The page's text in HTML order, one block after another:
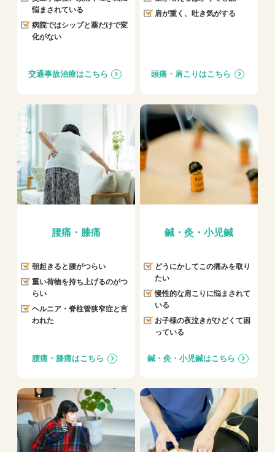
悩まされている
病院ではシップと薬だけで変
化がない
交通事故治療はこちら
肩が重く、吐き気がする
頭痛・肩こりはこちら
腰痛・膝痛
朝起きると腰がつらい
重い荷物を持ち上げるのがつ
らい
ヘルニア・脊柱管狭窄症と言
われた
腰痛・膝痛はこちら
鍼・灸・小児鍼
どうにかしてこの痛みを取り
たい
慢性的な肩こりに悩まされて
いる
お子様の夜泣きがひどくて困
っている
鍼・灸・小児鍼はこちら